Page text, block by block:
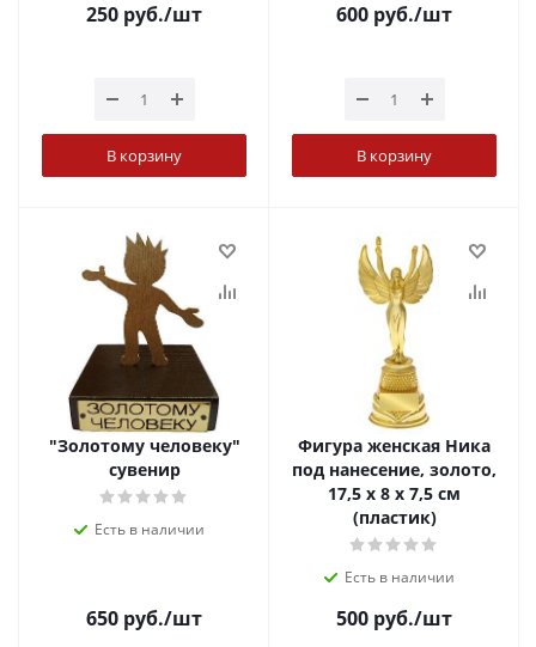
250 руб./шт
В корзину
600 руб./шт
В корзину
"Золотому человеку"
сувенир
Есть в наличии
650 руб./шт
Фигура женская Ника
под нанесение, золото,
17,5 х 8 х 7,5 см
(пластик)
Есть в наличии
500 руб./шт